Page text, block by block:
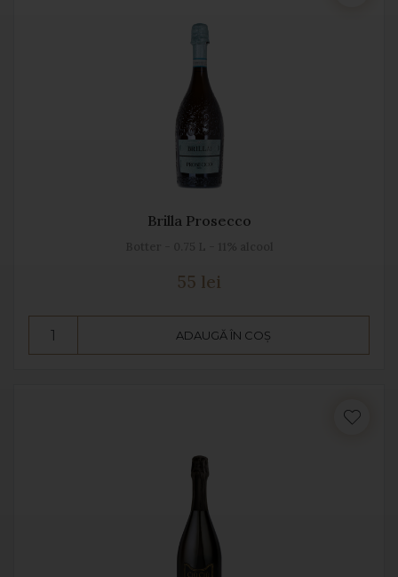
Brilla Prosecco
55 lei
ADAUGĂ ÎN COȘ